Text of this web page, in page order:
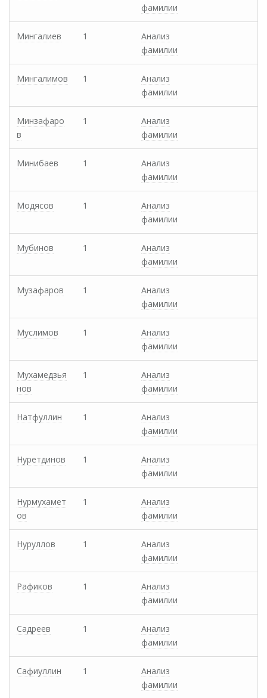
фамилии
Мингалиев 1
Анализ
фамилии
Мингалимов 1
Анализ
фамилии
Минзафаро
в
1
Анализ
фамилии
Минибаев 1
Анализ
фамилии
Модясов 1
Анализ
фамилии
Мубинов 1
Анализ
фамилии
Музафаров 1
Анализ
фамилии
Муслимов 1
Анализ
фамилии
Мухамедзья
нов
1
Анализ
фамилии
Натфуллин 1
Анализ
фамилии
Нуретдинов 1
Анализ
фамилии
Нурмухамет
ов
1
Анализ
фамилии
Нуруллов 1
Анализ
фамилии
Рафиков 1
Анализ
фамилии
Садреев 1
Анализ
фамилии
Сафиуллин 1
Анализ
фамилии